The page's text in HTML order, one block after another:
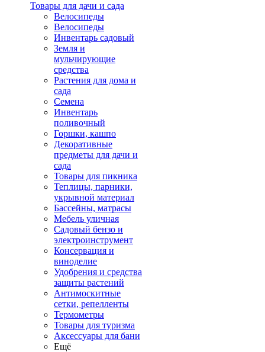
Товары для дачи и сада
Велосипеды
Велосипеды
Инвентарь садовый
Земля и
мульчирующие
средства
Растения для дома и
сада
Семена
Инвентарь
поливочный
Горшки, кашпо
Декоративные
предметы для дачи и
сада
Товары для пикника
Теплицы, парники,
укрывной материал
Бассейны, матрасы
Мебель уличная
Садовый бензо и
электроинструмент
Консервация и
виноделие
Удобрения и средства
защиты растений
Антимоскитные
сетки, репелленты
Термометры
Товары для туризма
Аксессуары для бани
Ещё